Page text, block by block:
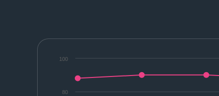
80
100